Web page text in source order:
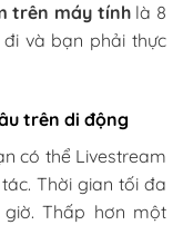
trên máy tínhlà 8
và bạn phải thực
trên di động
có thể Livestream
Thời gian tối đa
Thấp hơn một